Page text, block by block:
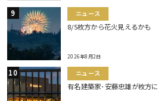
ニュース
8/5枚方から花火見えるかも
2026年8月2日
ニュース
有名建築家･安藤忠雄が枚方に